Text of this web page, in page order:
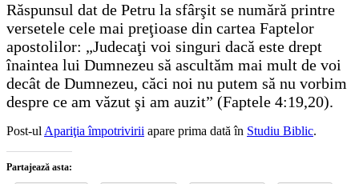
Răspunsul dat de Petru la sfârşit se numără printre
versetele cele mai preţioase din cartea Faptelor
apostolilor: „Judecaţi voi singuri dacă este drept
înaintea lui Dumnezeu să ascultăm mai mult de voi
decât de Dumnezeu, căci noi nu putem să nu vorbim
despre ce am văzut şi am auzit” (Faptele 4:19,20).
Post-ulApariţia împotrivirii apare prima dată în Studiu Biblic.
Partajează asta: